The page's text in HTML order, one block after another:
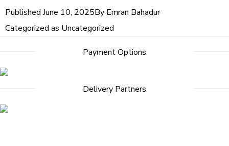
Published June 10, 2025By Emran Bahadur
Categorized as Uncategorized
Payment Options
Delivery Partners